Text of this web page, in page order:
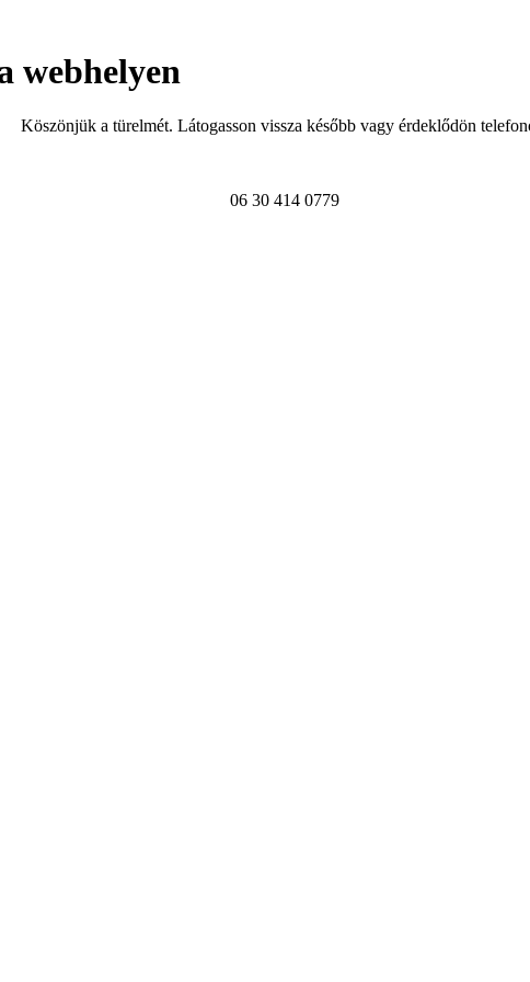
webhelyen
Köszönjük a türelmét. Látogasson vissza később vagy érdeklődön
06 30 414 0779